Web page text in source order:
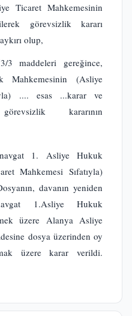
Ticaret Mahkemesinin
görevsizlik kararı
olup,
3 maddeleri gereğince,
Mahkemesinin (Asliye
.... esas ...karar ve
kararının
1. Asliye Hukuk
Mahkemesi Sıfatıyla)
davanın yeniden
1.Asliye Hukuk
üzere Alanya Asliye
dosya üzerinden oy
üzere karar verildi.